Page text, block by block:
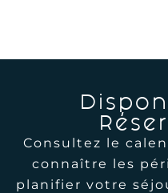
Consultez le
connaître les
planifier votre